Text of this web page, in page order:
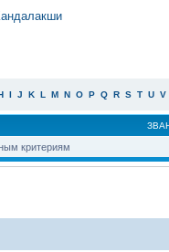
I J K L M N O P Q R S T U V
критериям